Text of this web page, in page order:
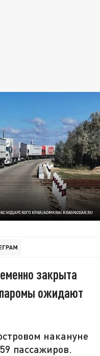
КРАЯ/ADMKRAI.KRASNODAR.RU
закрыта
паромы ожидают
накануне
пассажиров.